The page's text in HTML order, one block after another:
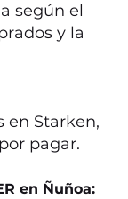
según el
y la
en Starken,
pagar.
en Ñuñoa: